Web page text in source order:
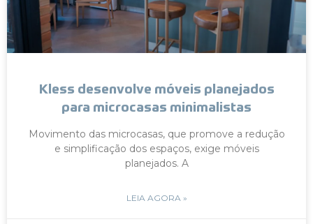
Kless desenvolve móveis planejados
para microcasas minimalistas
Movimento das microcasas, que promove a redução
e simplificação dos espaços, exige móveis
planejados. A
LEIA AGORA »